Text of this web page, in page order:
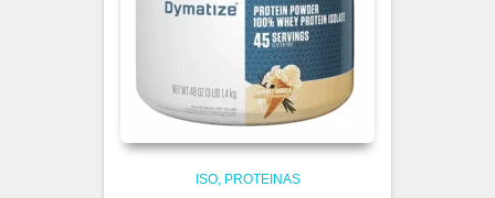
ISO PROTEINAS